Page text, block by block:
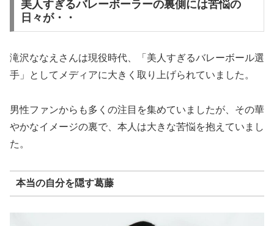
美人すぎるバレーボーラーの裏側には苦悩の
日々が・・
滝沢ななえさんは現役時代、「美人すぎるバレーボール選
手」としてメディアに大きく取り上げられていました。
男性ファンからも多くの注目を集めていましたが、その華
やかなイメージの裏で、本人は大きな苦悩を抱えていまし
た。
本当の自分を隠す葛藤